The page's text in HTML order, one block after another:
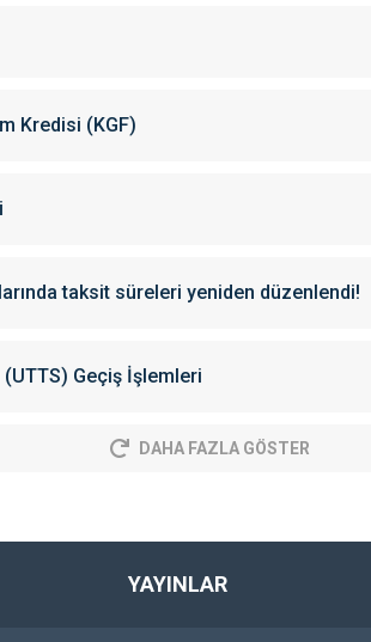
Kredisi (KGF)
taksit süreleri yeniden düzenlendi!
(UTTS) Geçiş İşlemleri
DAHA FAZLA GÖSTER
YAYINLAR